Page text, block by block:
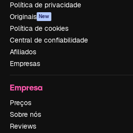
Política de privacidade
Originais New
Política de cookies
Central de confiabilidade
Afiliados
Empresas
Empresa
Preços
Sobre nós
Reviews